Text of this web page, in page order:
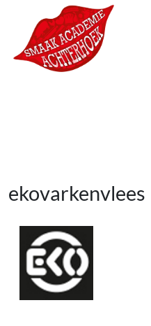
Ga naar de inhoud
Hoofdnavigatie
ekovarkenvlees